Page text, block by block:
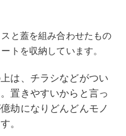
と蓋を組み合わせたもの
トを収納しています。
は、チラシなどがつい
置きやすいからと言っ
劫になりどんどんモノ
。